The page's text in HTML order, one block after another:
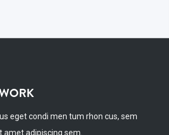
eget condi men tum rhon cus, sem
amet adipiscing sem.